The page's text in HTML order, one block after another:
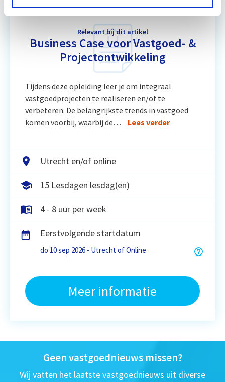
Relevant bij dit artikel
Business Case voor Vastgoed- &
Projectontwikkeling
Tijdens deze opleiding leer je om integraal
vastgoedprojecten te realiseren en/of te
verbeteren. De belangrijkste trends in vastgoed
komen voorbij, waarbij de…
Lees verder
Utrecht en/of online
15 Lesdagen lesdag(en)
4 - 8 uur per week
Eerstvolgende startdatum
do 10 sep 2026 - Utrecht of Online
Meer informatie
Geen vastgoednieuws missen?
Wij vatten het laatste vastgoednieuws uit diverse